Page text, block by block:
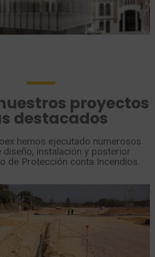
proyectos
destacados
hemos ejecutado numerosos
instalación y posterior
de Protección conta Incendios.